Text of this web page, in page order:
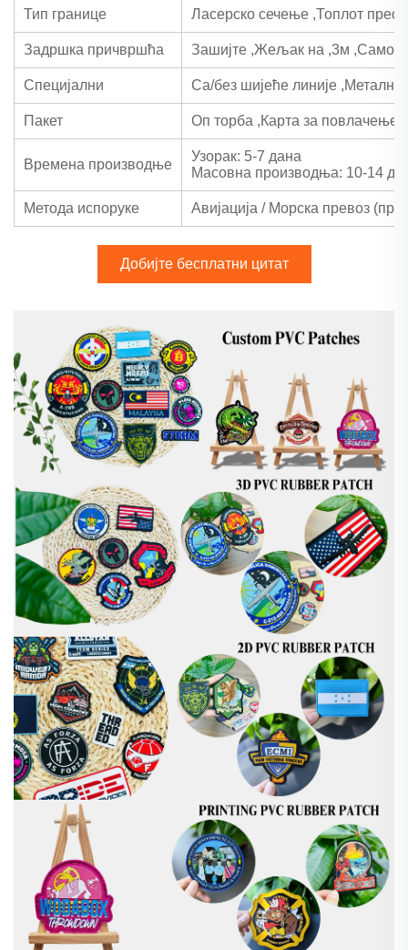
Тип границе Ласерско сечење ,Топлот
Задршка причвршћа Зашијте ,Жељак на ,3м ,
Специјални Са/без шијеће линије ,Метални
Пакет Оп торба ,Карта за повлачење
Времена производње
Узорак: 5-7 дана
Масовна производња: 10-14
Метода испоруке Авијација / Морска превоз
Добијте бесплатни цитат